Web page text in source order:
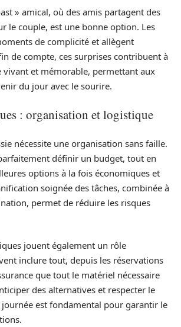
» amical, où des amis partagent des
le couple, est une bonne option. Les
de complicité et allègent
de compte, ces surprises contribuent à
vivant et mémorable, permettant aux
du jour avec le sourire.
: organisation et logistique
nécessite une organisation sans faille.
définir un budget, tout en
options à la fois économiques et
soignée des tâches, combinée à
permet de réduire les risques
jouent également un rôle
inclure tout, depuis les réservations
que tout le matériel nécessaire
des alternatives et respecter le
est fondamental pour garantir le